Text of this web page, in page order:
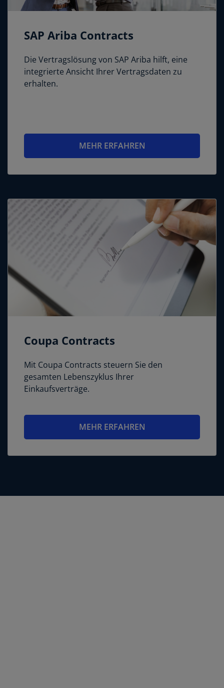
SAP Ariba Contracts
Die Vertragslösung von SAP Ariba hilft, eine
integrierte Ansicht Ihrer Vertragsdaten zu
erhalten.
MEHR ERFAHREN
Coupa Contracts
Mit Coupa Contracts steuern Sie den
gesamten Lebenszyklus Ihrer
Einkaufsverträge.
MEHR ERFAHREN